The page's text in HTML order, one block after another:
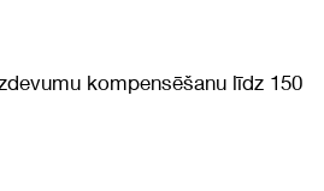
kompensēšanu līdz 150